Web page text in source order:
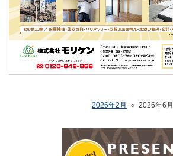
2026年2月 « 2026年6月